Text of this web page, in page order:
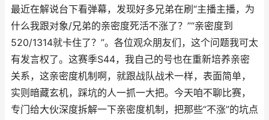
最近在解说台下看弹幕，发现好多兄弟在刷“主播主播，为
什么我跟对象/兄弟的亲密度死活不涨了？”“亲密度到
520/1314就卡住了？”。各位观众朋友们，这个问题我可太
有发言权了。这赛季S44，我自己的号也在重新培养亲密
关系，这亲密度机制啊，就跟战队战术一样，表面简单，
实则暗藏玄机，踩坑的人一抓一大把。今天咱不聊比赛，
专门给大伙深度拆解一下亲密度机制，把那些“不涨”的坑点